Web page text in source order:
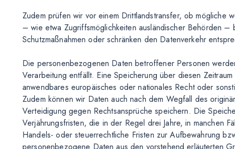
Zudem prüfen wir vor einem Drittlandstransfer, ob mögliche
– wie etwa Zugriffsmöglichkeiten ausländischer Behörden
Schutzmaßnahmen oder schränken den Datenverkehr
Die personenbezogenen Daten betroffener Personen
Verarbeitung entfällt. Eine Speicherung über diesen
anwendbares europäisches oder nationales Recht oder
Zudem können wir Daten auch nach dem Wegfall des
Verteidigung gegen Rechtsansprüche speichern. Die
Verjährungsfristen, die in der Regel drei Jahre, in manchen
Handels- oder steuerrechtliche Fristen zur Aufbewahrung